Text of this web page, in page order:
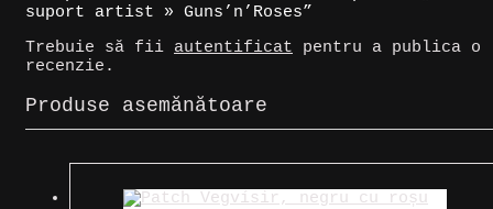
suport artist » Guns’n’Roses”
Trebuie să fii autentificat pentru a publica o
recenzie.
Produse asemănătoare